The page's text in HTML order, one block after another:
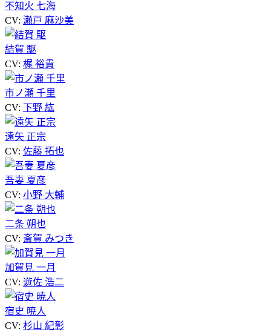
不知火 七海
CV: 瀬戸 麻沙美
結賀 駆
CV: 梶 裕貴
市ノ瀬 千里
CV: 下野 紘
遠矢 正宗
CV: 佐藤 拓也
吾妻 夏彦
CV: 小野 大輔
二条 朔也
CV: 斎賀 みつき
加賀見 一月
CV: 遊佐 浩二
宿史 暁人
CV: 杉山 紀彰